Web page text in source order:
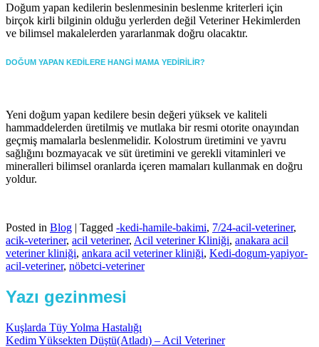
Doğum yapan kedilerin beslenmesinin beslenme kriterleri için
birçok kirli bilginin olduğu yerlerden değil Veteriner Hekimlerden
ve bilimsel makalelerden yararlanmak doğru olacaktır.
DOĞUM YAPAN KEDİLERE HANGİ MAMA YEDİRİLİR?
Yeni doğum yapan kedilere besin değeri yüksek ve kaliteli
hammaddelerden üretilmiş ve mutlaka bir resmi otorite onayından
geçmiş mamalarla beslenmelidir. Kolostrum üretimini ve yavru
sağlığını bozmayacak ve süt üretimini ve gerekli vitaminleri ve
mineralleri bilimsel oranlarda içeren mamaları kullanmak en doğru
yoldur.
Posted in Blog | Tagged -kedi-hamile-bakimi, 7/24-acil-veteriner,
acik-veteriner, acil veteriner, Acil veteriner Kliniği, anakara acil
veteriner kliniği, ankara acil veteriner kliniği, Kedi-dogum-yapiyor-
acil-veteriner, nöbetci-veteriner
Yazı gezinmesi
Kuşlarda Tüy Yolma Hastalığı
Kedim Yüksekten Düştü(Atladı) – Acil Veteriner